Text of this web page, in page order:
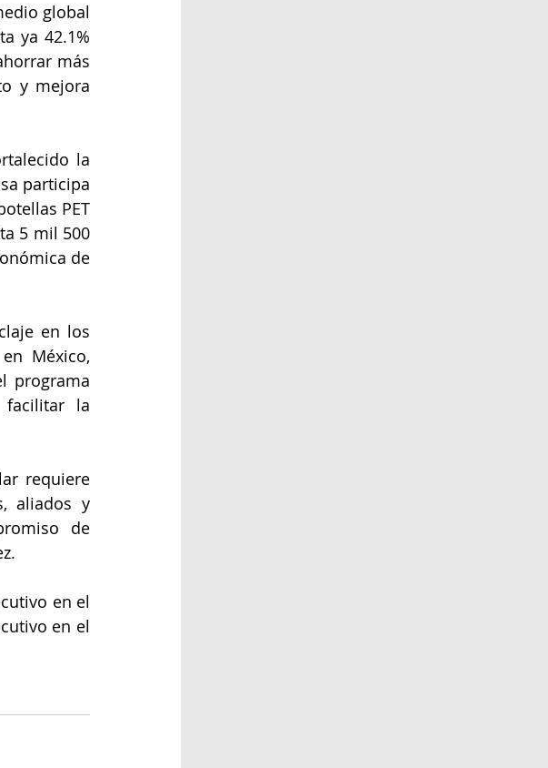
global
ya 42.1%
más
y mejora
la
participa
PET
5 mil 500
de
en los
México,
programa
la
requiere
aliados y
de
en el
en el